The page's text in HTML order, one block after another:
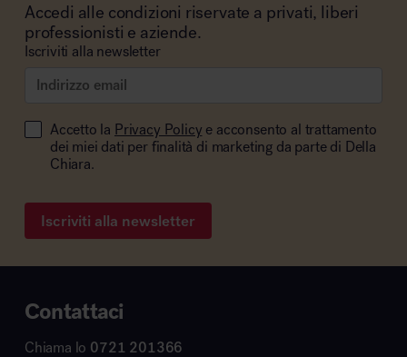
Accedi alle condizioni riservate a privati, liberi
professionisti e aziende.
Iscriviti alla newsletter
Accetto la Privacy Policy e acconsento al trattamento
dei miei dati per finalità di marketing da parte di Della
Chiara.
Iscriviti alla newsletter
Contattaci
Chiama lo 0721 201366